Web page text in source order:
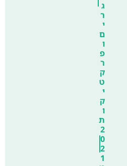
ג
ר
י
ם
ו
פ
ר
ק
ט
י
ק
ו
ת
2
0
2
1